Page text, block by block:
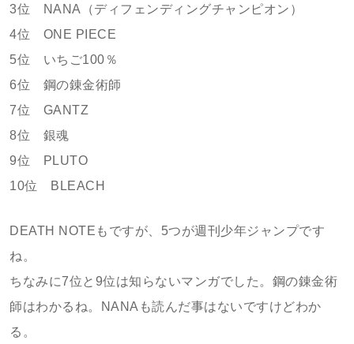
3位 NANA（ディフェンディングチャンピオン）
4位 ONE PIECE
5位 いちご100％
6位 鋼の錬金術師
7位 GANTZ
8位 銀魂
9位 PLUTO
10位 BLEACH
DEATH NOTEもですが、5つが週刊少年ジャンプです
ね。
ちなみに7位と9位は知らないマンガでした。鋼の錬金術
師はわかるね。NANAも読んだ事はないですけどわか
る。